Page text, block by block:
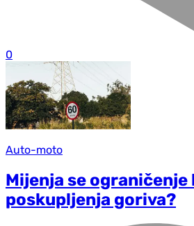
0
Auto-moto
Mijenja se ograničenje
poskupljenja goriva?